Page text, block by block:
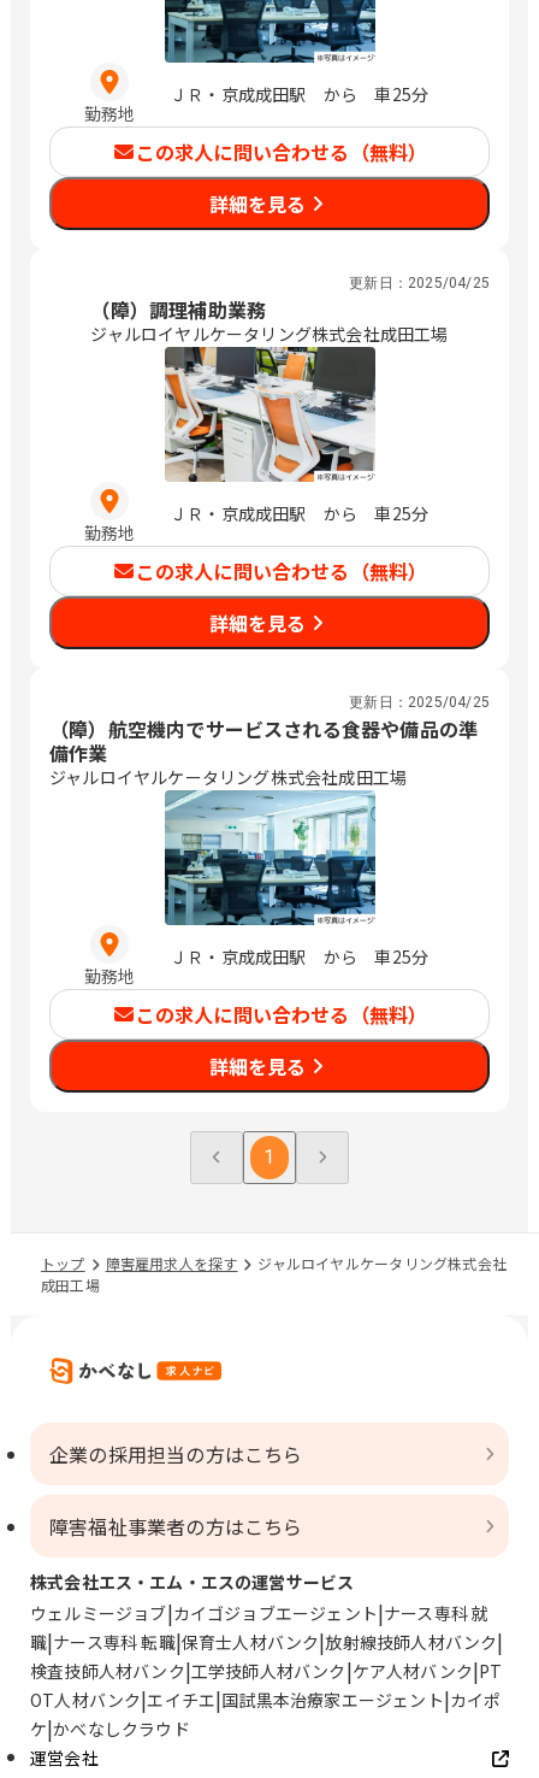
勤務地
ＪＲ・京成成田駅 から 車25分
この求人に問い合わせる（無料）
詳細を見る
更新日： 2025/04/25
（障）調理補助業務
ジャルロイヤルケータリング株式会社成田工場
勤務地
ＪＲ・京成成田駅 から 車25分
この求人に問い合わせる（無料）
詳細を見る
更新日： 2025/04/25
（障）航空機内でサービスされる食器や備品の準
備作業
ジャルロイヤルケータリング株式会社成田工場
勤務地
ＪＲ・京成成田駅 から 車25分
この求人に問い合わせる（無料）
詳細を見る
1
トップ 障害雇用求人を探す
ジャルロイヤルケータリング株式会社
成田工場
企業の採用担当の方はこちら
障害福祉事業者の方はこちら
株式会社エス・エム・エスの運営サービス
ウェルミージョブ カイゴジョブエージェント ナース専科 就
職 ナース専科 転職 保育士人材バンク 放射線技師人材バンク
検査技師人材バンク 工学技師人材バンク ケア人材バンク PT
OT人材バンク エイチエ 国試黒本治療家エージェント カイポ
ケ かべなしクラウド
運営会社